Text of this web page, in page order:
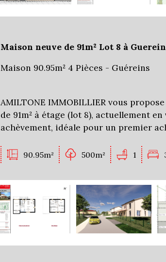
Maison neuve de 91m² Lot 8 à
Maison 90.95m² 4 Pièces - Guéreins
AMILTONE IMMOBILLIER vous
de 91m² à étage (lot 8), actuellement
achèvement, idéale pour un premier
90.95m² 500m² 1